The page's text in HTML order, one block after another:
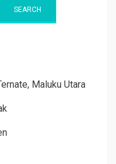
SEARCH
Maluku Utara